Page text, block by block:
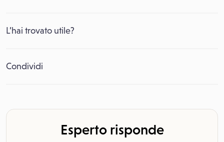
L’hai trovato utile?
Condividi
Esperto risponde